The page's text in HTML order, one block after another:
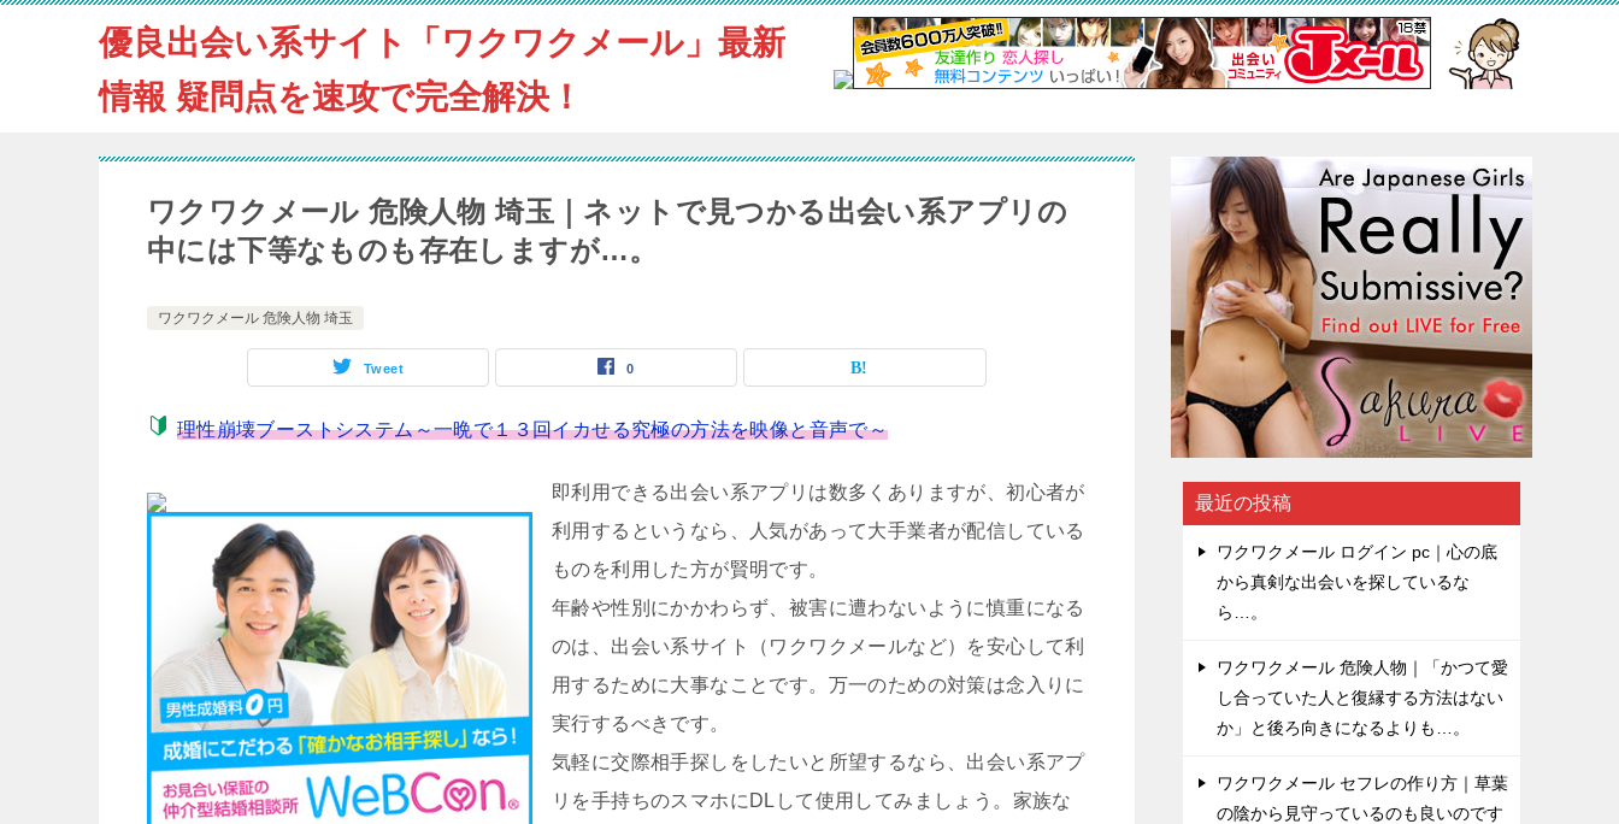
優良出会い系サイト「ワクワクメール」最新
情報 疑問点を速攻で完全解決！
ワクワクメール 危険人物 埼玉｜ネットで見つかる出会い系アプリの
中には下等なものも存在しますが…。
ワクワクメール 危険人物 埼玉
Tweet 0
理性崩壊ブーストシステム～一晩で１３回イカせる究極の方法を映像と音声で～
即利用できる出会い系アプリは数多くありますが、初心者が
利用するというなら、人気があって大手業者が配信している
ものを利用した方が賢明です。
年齢や性別にかかわらず、被害に遭わないように慎重になる
のは、出会い系サイト（ワクワクメールなど）を安心して利
用するために大事なことです。万一のための対策は念入りに
実行するべきです。
気軽に交際相手探しをしたいと所望するなら、出会い系アプ
リを手持ちのスマホにDLして使用してみましょう。家族な
最近の投稿
ワクワクメール ログイン pc｜心の底
から真剣な出会いを探しているな
ら…。
ワクワクメール 危険人物｜「かつて愛
し合っていた人と復縁する方法はない
か」と後ろ向きになるよりも…。
ワクワクメール セフレの作り方｜草葉
の陰から見守っているのも良いのです